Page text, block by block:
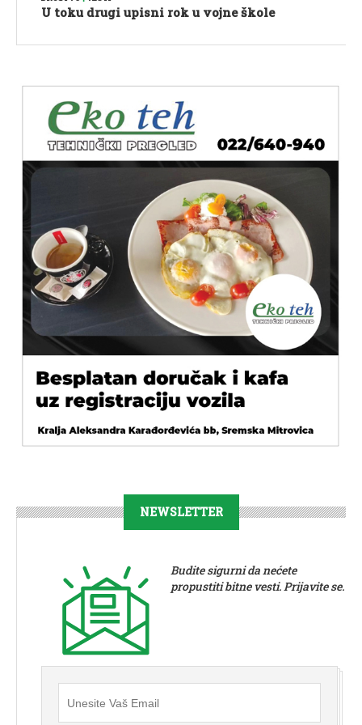
U toku drugi upisni rok u vojne škole
NEWSLETTER
Budite sigurni da nećete
propustiti bitne vesti. Prijavite se.